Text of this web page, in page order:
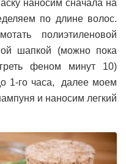
наносим сначала на
по длине волос.
полиэтиленовой
шапкой (можно пока
феном минут 10)
1-го часа, далее моем
и наносим легкий